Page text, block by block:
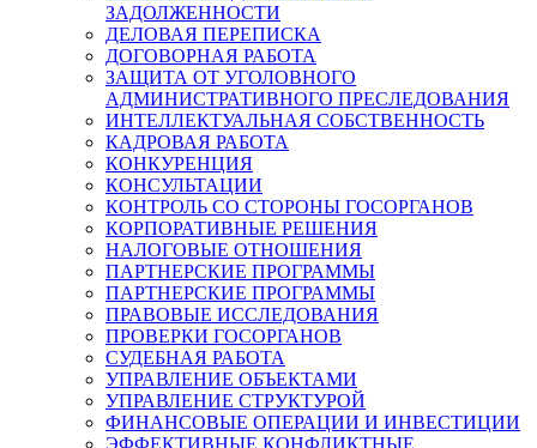
ЗАДОЛЖЕННОСТИ
ДЕЛОВАЯ ПЕРЕПИСКА
ДОГОВОРНАЯ РАБОТА
ЗАЩИТА ОТ УГОЛОВНОГО
АДМИНИСТРАТИВНОГО ПРЕСЛЕДОВАНИЯ
ИНТЕЛЛЕКТУАЛЬНАЯ СОБСТВЕННОСТЬ
КАДРОВАЯ РАБОТА
КОНКУРЕНЦИЯ
КОНСУЛЬТАЦИИ
КОНТРОЛЬ СО СТОРОНЫ ГОСОРГАНОВ
КОРПОРАТИВНЫЕ РЕШЕНИЯ
НАЛОГОВЫЕ ОТНОШЕНИЯ
ПАРТНЕРСКИЕ ПРОГРАММЫ
ПАРТНЕРСКИЕ ПРОГРАММЫ
ПРАВОВЫЕ ИССЛЕДОВАНИЯ
ПРОВЕРКИ ГОСОРГАНОВ
СУДЕБНАЯ РАБОТА
УПРАВЛЕНИЕ ОБЪЕКТАМИ
УПРАВЛЕНИЕ СТРУКТУРОЙ
ФИНАНСОВЫЕ ОПЕРАЦИИ И ИНВЕСТИЦИИ